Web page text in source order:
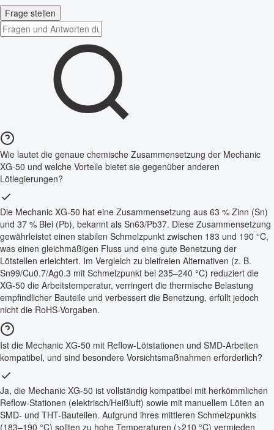
Frage stellen
Wie lautet die genaue chemische Zusammensetzung der Mechanic
XG-50 und welche Vorteile bietet sie gegenüber anderen
Lötlegierungen?
Die Mechanic XG-50 hat eine Zusammensetzung aus 63 % Zinn (Sn)
und 37 % Blei (Pb), bekannt als Sn63/Pb37. Diese Zusammensetzung
gewährleistet einen stabilen Schmelzpunkt zwischen 183 und 190 °C,
was einen gleichmäßigen Fluss und eine gute Benetzung der
Lötstellen erleichtert. Im Vergleich zu bleifreien Alternativen (z. B.
Sn99/Cu0.7/Ag0.3 mit Schmelzpunkt bei 235–240 °C) reduziert die
XG-50 die Arbeitstemperatur, verringert die thermische Belastung
empfindlicher Bauteile und verbessert die Benetzung, erfüllt jedoch
nicht die RoHS-Vorgaben.
Ist die Mechanic XG-50 mit Reflow-Lötstationen und SMD-Arbeiten
kompatibel, und sind besondere Vorsichtsmaßnahmen erforderlich?
Ja, die Mechanic XG-50 ist vollständig kompatibel mit herkömmlichen
Reflow-Stationen (elektrisch/Heißluft) sowie mit manuellem Löten an
SMD- und THT-Bauteilen. Aufgrund ihres mittleren Schmelzpunkts
(183–190 °C) sollten zu hohe Temperaturen (>210 °C) vermieden